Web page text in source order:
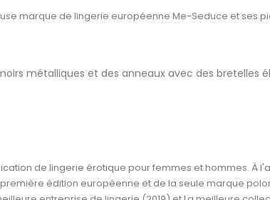
marque de lingerie européenne Me-Seduce et ses
métalliques et des anneaux avec des bretelles
de lingerie érotique pour femmes et hommes. À
édition européenne et de la seule marque